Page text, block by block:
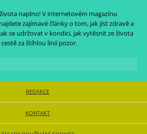
naplno! V internetovém magazínu
najdete zajímavé články o tom, jak jíst zdravě a
se udržovat v kondici, jak vytěsnit ze života
za štíhlou linií pozor.
REDAKCE
KONTAKT